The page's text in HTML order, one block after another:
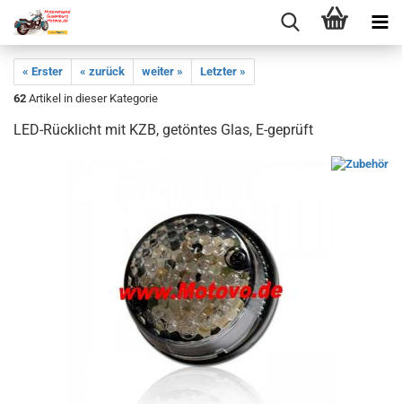
« Erster « zurück weiter »
Letzter »
62 Artikel in dieser Kategorie
LED-Rücklicht mit KZB, getöntes Glas, E-geprüft